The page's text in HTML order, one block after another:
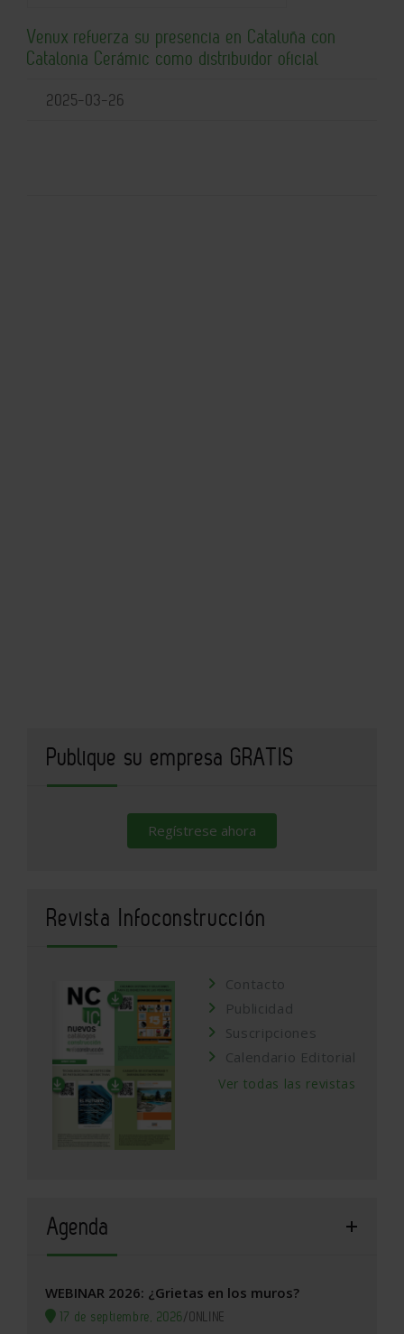
Venux refuerza su presencia en Cataluña con
Catalonia Cerámic como distribuidor oficial
2025-03-26
Publique su empresa GRATIS
Regístrese ahora
Revista Infoconstrucción
Contacto
Publicidad
Suscripciones
Calendario Editorial
Ver todas las revistas
Agenda
WEBINAR 2026: ¿Grietas en los muros?
17 de septiembre, 2026/ONLINE